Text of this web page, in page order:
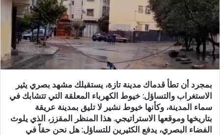
د
ا
إ
ل
ك
ت
و
ن
ي
ا
بمجرد أن تطأ قدماك مدينة تازة، يستقبلك مشهد بصري يثير
الاستغراب والتساؤل: خيوط الكهرباء المعلقة التي تتشابك في
سماء المدينة، وكأنها خيوط نشير لا تليق بمدينة عريقة
بتاريخها وموقعها الاستراتيجي. هذا المنظر المقزز، الذي يلوث
الفضاء البصري، يدفع الكثيرين للتساؤل: هل نحن حقاً في